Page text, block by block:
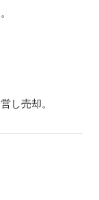
し売却。